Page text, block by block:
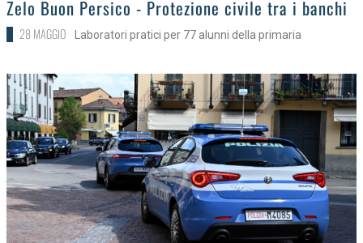
Zelo Buon Persico - Protezione civile tra i banchi
28 MAGGIO Laboratori pratici per 77 alunni della primaria